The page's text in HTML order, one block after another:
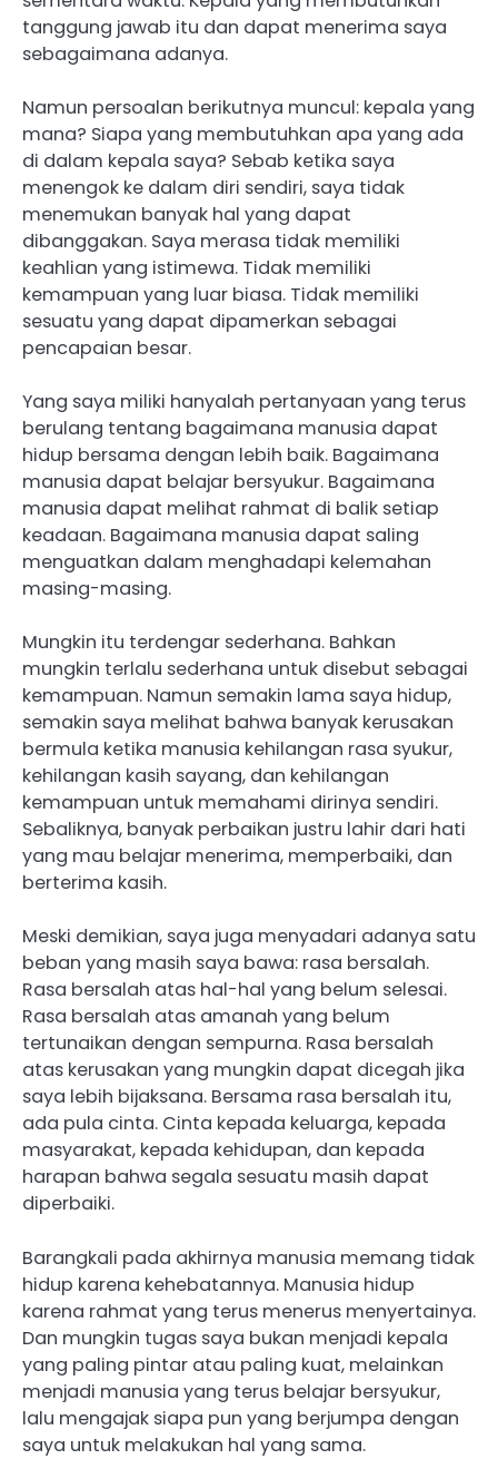
tanggung jawab itu dan dapat menerima saya
sebagaimana adanya.
Namun persoalan berikutnya muncul: kepala yang
mana? Siapa yang membutuhkan apa yang ada
di dalam kepala saya? Sebab ketika saya
menengok ke dalam diri sendiri, saya tidak
menemukan banyak hal yang dapat
dibanggakan. Saya merasa tidak memiliki
keahlian yang istimewa. Tidak memiliki
kemampuan yang luar biasa. Tidak memiliki
sesuatu yang dapat dipamerkan sebagai
pencapaian besar.
Yang saya miliki hanyalah pertanyaan yang terus
berulang tentang bagaimana manusia dapat
hidup bersama dengan lebih baik. Bagaimana
manusia dapat belajar bersyukur. Bagaimana
manusia dapat melihat rahmat di balik setiap
keadaan. Bagaimana manusia dapat saling
menguatkan dalam menghadapi kelemahan
masing-masing.
Mungkin itu terdengar sederhana. Bahkan
mungkin terlalu sederhana untuk disebut sebagai
kemampuan. Namun semakin lama saya hidup,
semakin saya melihat bahwa banyak kerusakan
bermula ketika manusia kehilangan rasa syukur,
kehilangan kasih sayang, dan kehilangan
kemampuan untuk memahami dirinya sendiri.
Sebaliknya, banyak perbaikan justru lahir dari hati
yang mau belajar menerima, memperbaiki, dan
berterima kasih.
Meski demikian, saya juga menyadari adanya satu
beban yang masih saya bawa: rasa bersalah.
Rasa bersalah atas hal-hal yang belum selesai.
Rasa bersalah atas amanah yang belum
tertunaikan dengan sempurna. Rasa bersalah
atas kerusakan yang mungkin dapat dicegah jika
saya lebih bijaksana. Bersama rasa bersalah itu,
ada pula cinta. Cinta kepada keluarga, kepada
masyarakat, kepada kehidupan, dan kepada
harapan bahwa segala sesuatu masih dapat
diperbaiki.
Barangkali pada akhirnya manusia memang tidak
hidup karena kehebatannya. Manusia hidup
karena rahmat yang terus menerus menyertainya.
Dan mungkin tugas saya bukan menjadi kepala
yang paling pintar atau paling kuat, melainkan
menjadi manusia yang terus belajar bersyukur,
lalu mengajak siapa pun yang berjumpa dengan
saya untuk melakukan hal yang sama.